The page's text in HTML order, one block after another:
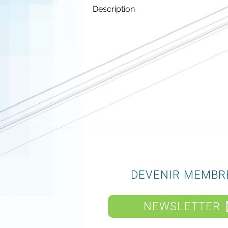
Description
DEVENIR
NEWSLETTER